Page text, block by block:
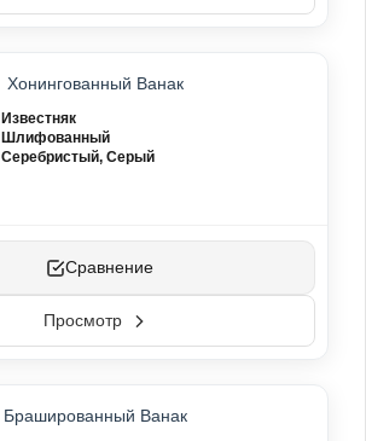
Хонингованный Ванак
Известняк
Шлифованный
Серебристый, Серый
Сравнение
Просмотр
Брашированный Ванак